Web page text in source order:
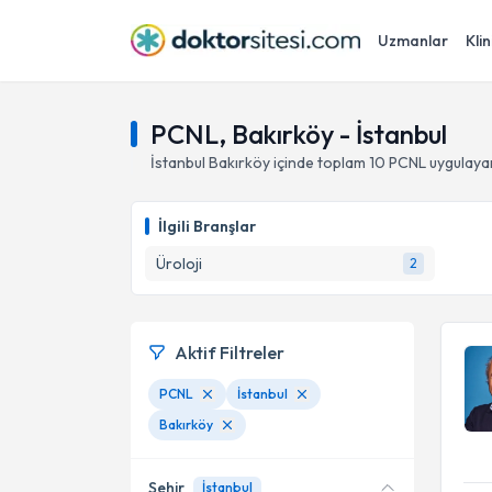
Uzmanlar
PCNL, Bakırköy - İstanbul
İstanbul Bakırköyiçinde toplam 10 PCNL
İlgili Branşlar
Üroloji
2
Aktif Filtreler
PCNL
İstanbul
Bakırköy
Şehir İstanbul